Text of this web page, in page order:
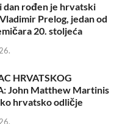
dan rođen je hrvatski
Prelog, jedan od
20. stoljeća
HRVATSKOG
John Matthew Martinis
hrvatsko odličje